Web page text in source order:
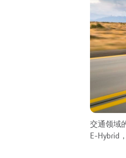
交通领域
E-Hybrid